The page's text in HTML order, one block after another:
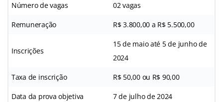
Número de vagas 02 vagas
Remuneração R$ 3.800,00 a R$ 5.500,00
Inscrições
15 de maio até 5 de junho de
2024
Taxa de inscrição R$ 50,00 ou R$ 90,00
Data da prova objetiva 7 de julho de 2024